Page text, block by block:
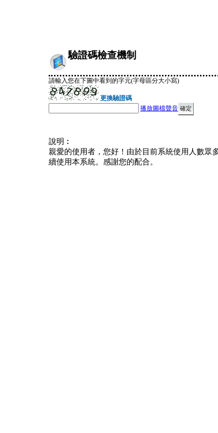
驗證碼檢查機制
請輸入您在下圖中看到的字元(字母區分大小寫)
更換驗證碼
播放圖檔聲音
說明︰
親愛的使用者，您好！由於目前系統使用人數眾
續使用本系統。感謝您的配合。